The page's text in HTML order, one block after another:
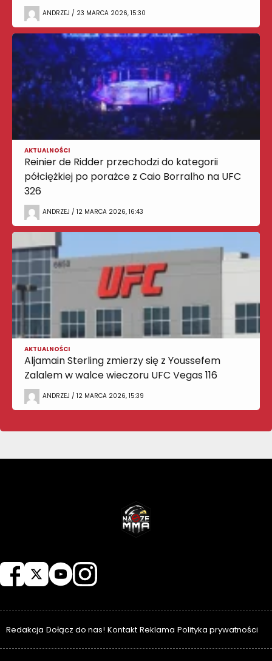
ANDRZEJ / 23 MARCA 2026, 15:30
AKTUALNOŚCI
Reinier de Ridder przechodzi do kategorii
półciężkiej po porażce z Caio Borralho na UFC
326
ANDRZEJ / 12 MARCA 2026, 16:43
AKTUALNOŚCI
Aljamain Sterling zmierzy się z Youssefem
Zalalem w walce wieczoru UFC Vegas 116
ANDRZEJ / 12 MARCA 2026, 15:39
Redakcja Dołącz do nas! Kontakt Reklama Polityka prywatności